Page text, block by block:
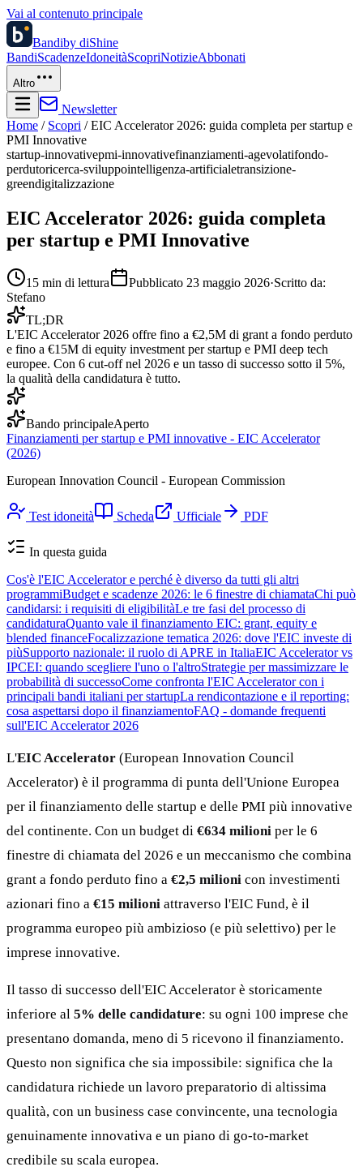
Vai al contenuto principale
Bandiby diShine
BandiScadenzeIdoneitàScopriNotizieAbbonati
Altro
Newsletter
Home / Scopri / EIC Accelerator 2026: guida completa per startup e
PMI Innovative
startup-innovativepmi-innovativefinanziamenti-agevolatifondo-
perdutoricerca-sviluppointelligenza-artificialetransizione-
greendigitalizzazione
EIC Accelerator 2026: guida completa
per startup e PMI Innovative
15 min di lettura Pubblicato 23 maggio 2026·Scritto da:
Stefano
TL;DR
L'EIC Accelerator 2026 offre fino a €2,5M di grant a fondo perduto
e fino a €15M di equity investment per startup e PMI deep tech
europee. Con 6 cut-off nel 2026 e un tasso di successo sotto il 5%,
la qualità della candidatura è tutto.
Bando principaleAperto
Finanziamenti per startup e PMI innovative - EIC Accelerator
(2026)
European Innovation Council - European Commission
Test idoneità Scheda Ufficiale PDF
In questa guida
Cos'è l'EIC Accelerator e perché è diverso da tutti gli altri
programmiBudget e scadenze 2026: le 6 finestre di chiamataChi può
candidarsi: i requisiti di eligibilitàLe tre fasi del processo di
candidaturaQuanto vale il finanziamento EIC: grant, equity e
blended financeFocalizzazione tematica 2026: dove l'EIC investe di
piùSupporto nazionale: il ruolo di APRE in ItaliaEIC Accelerator vs
IPCEI: quando scegliere l'uno o l'altroStrategie per massimizzare le
probabilità di successoCome confronta l'EIC Accelerator con i
principali bandi italiani per startupLa rendicontazione e il reporting:
cosa aspettarsi dopo il finanziamentoFAQ - domande frequenti
sull'EIC Accelerator 2026
L'EIC Accelerator (European Innovation Council
Accelerator) è il programma di punta dell'Unione Europea
per il finanziamento delle startup e delle PMI più innovative
del continente. Con un budget di €634 milioni per le 6
finestre di chiamata del 2026 e un meccanismo che combina
grant a fondo perduto fino a €2,5 milioni con investimenti
azionari fino a €15 milioni attraverso l'EIC Fund, è il
programma europeo più ambizioso (e più selettivo) per le
imprese innovative.
Il tasso di successo dell'EIC Accelerator è storicamente
inferiore al 5% delle candidature: su ogni 100 imprese che
presentano domanda, meno di 5 ricevono il finanziamento.
Questo non significa che sia impossibile: significa che la
candidatura richiede un lavoro preparatorio di altissima
qualità, con un business case convincente, una tecnologia
genuinamente innovativa e un piano di go-to-market
credibile su scala europea.